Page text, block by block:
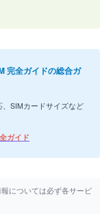
完全ガイドの総合ガ
、SIMカードサイズなど
ガイド
については必ず各サービ